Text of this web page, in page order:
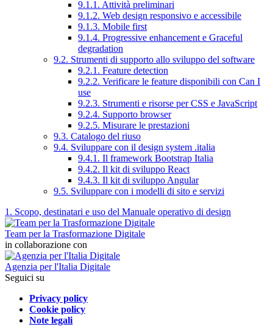
9.1.1. Attività preliminari
9.1.2. Web design responsivo e accessibile
9.1.3. Mobile first
9.1.4. Progressive enhancement e Graceful
degradation
9.2. Strumenti di supporto allo sviluppo del software
9.2.1. Feature detection
9.2.2. Verificare le feature disponibili con Can I
use
9.2.3. Strumenti e risorse per CSS e JavaScript
9.2.4. Supporto browser
9.2.5. Misurare le prestazioni
9.3. Catalogo del riuso
9.4. Sviluppare con il design system .italia
9.4.1. Il framework Bootstrap Italia
9.4.2. Il kit di sviluppo React
9.4.3. Il kit di sviluppo Angular
9.5. Sviluppare con i modelli di sito e servizi
1. Scopo, destinatari e uso del Manuale operativo di design
Team per la Trasformazione Digitale
in collaborazione con
Agenzia per l'Italia Digitale
Seguici su
Privacy policy
Cookie policy
Note legali